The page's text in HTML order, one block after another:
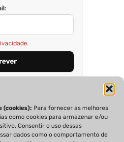
(cookies): Para fornecer as melhores
como cookies para armazenar e/ou
Consentir o uso dessas
dados como o comportamento de